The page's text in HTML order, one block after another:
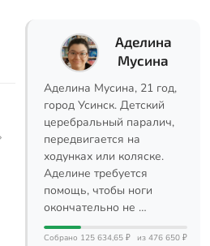
Аделина
Мусина
Аделина Мусина, 21 год,
город Усинск. Детский
церебральный паралич,
передвигается на
ходунках или коляске.
Аделине требуется
помощь, чтобы ноги
окончательно не …
Собрано 125 634,65 ₽ из 476 650 ₽